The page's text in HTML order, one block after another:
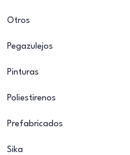
Otros
Pegazulejos
Pinturas
Poliestirenos
Prefabricados
Sika